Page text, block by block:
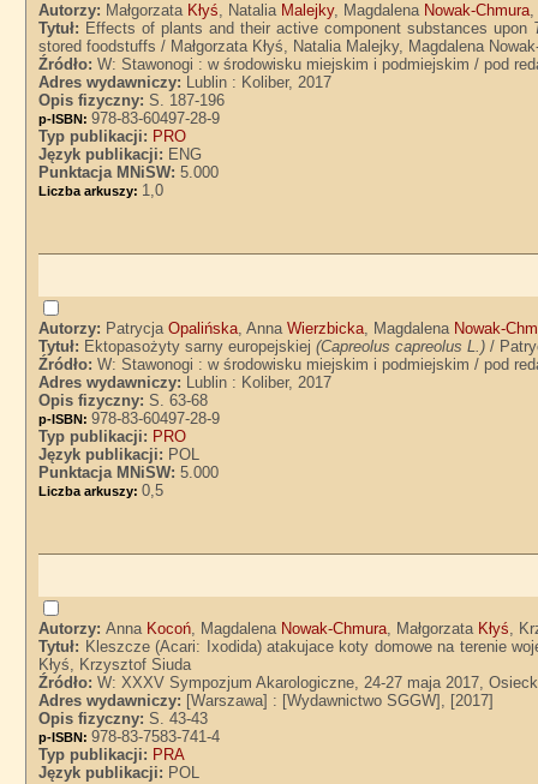
Autorzy: Małgorzata Kłyś, Natalia Malejky, Magdalena Nowak-Chmura,
Tytuł: Effects of plants and their active component substances upon
stored foodstuffs / Małgorzata Kłyś, Natalia Malejky, Magdalena
Źródło:W: Stawonogi : w środowisku miejskim i podmiejskim / pod
Adres wydawniczy: Lublin : Koliber, 2017
Opis fizyczny:S. 187-196
p-ISBN:978-83-60497-28-9
Typ publikacji: PRO
Język publikacji: ENG
Punktacja MNiSW:5.000
Liczba arkuszy: 1,0
Autorzy: PatrycjaOpalińska, AnnaWierzbicka, Magdalena Nowak-
Tytuł: Ektopasożyty sarny europejskiej(Capreolus capreolus L.) /
Źródło:W: Stawonogi : w środowisku miejskim i podmiejskim / pod
Adres wydawniczy: Lublin : Koliber, 2017
Opis fizyczny:S. 63-68
p-ISBN:978-83-60497-28-9
Typ publikacji: PRO
Język publikacji: POL
Punktacja MNiSW:5.000
Liczba arkuszy:0,5
Autorzy:Anna Kocoń, Magdalena Nowak-Chmura, Małgorzata Kłyś,
Tytuł: Kleszcze (Acari: Ixodida) atakujace koty domowe na terenie
Kłyś, Krzysztof Siuda
Źródło:W: XXXV Sympozjum Akarologiczne, 24-27 maja 2017,
Adres wydawniczy: [Warszawa] : [Wydawnictwo SGGW], [2017]
Opis fizyczny:S. 43-43
p-ISBN:978-83-7583-741-4
Typ publikacji: PRA
Język publikacji: POL